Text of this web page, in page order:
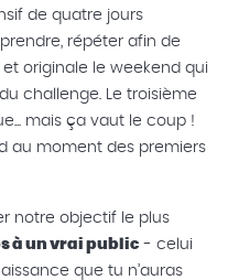
de quatre jours
répéter afin de
originale le weekend qui
challenge. Le troisième
mais ça vaut le coup !
au moment des premiers
notre objectif le plus
à un vrai public - celui
que tu n’auras